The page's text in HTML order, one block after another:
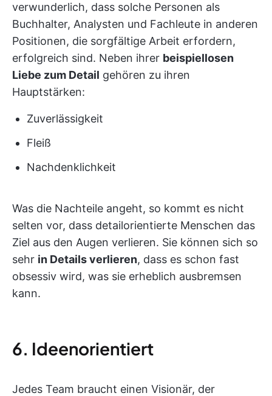
verwunderlich, dass solche Personen als
Buchhalter, Analysten und Fachleute in anderen
Positionen, die sorgfältige Arbeit erfordern,
erfolgreich sind. Neben ihrer beispiellosen
Liebe zum Detail gehören zu ihren
Hauptstärken:
Zuverlässigkeit
Fleiß
Nachdenklichkeit
Was die Nachteile angeht, so kommt es nicht
selten vor, dass detailorientierte Menschen das
Ziel aus den Augen verlieren. Sie können sich so
sehr in Details verlieren, dass es schon fast
obsessiv wird, was sie erheblich ausbremsen
kann.
6. Ideenorientiert
Jedes Team braucht einen Visionär, der